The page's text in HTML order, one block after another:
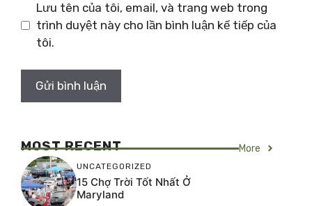
Lưu tên của tôi, email, và trang web trong
trình duyệt này cho lần bình luận kế tiếp của
tôi.
MOST RECENT More
UNCATEGORIZED
15 Chợ Trời Tốt Nhất Ở
Maryland